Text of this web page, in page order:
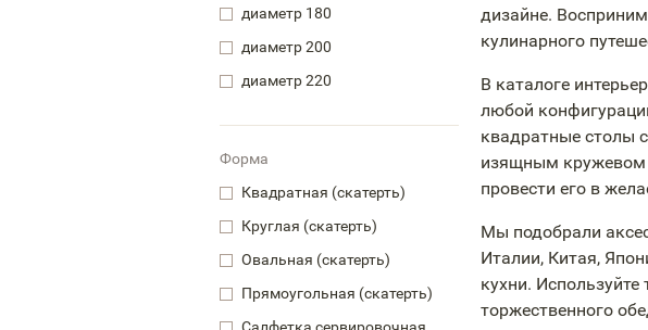
дизайне.
кулинарного
В каталоге
любой
квадратные столы
изящным кружевом
провести его в
Мы подобрали
Италии, Китая,
кухни.
торжественного
диаметр 180
диаметр 200
диаметр 220
Форма
Квадратная (скатерть)
Круглая (скатерть)
Овальная (скатерть)
Прямоугольная (скатерть)